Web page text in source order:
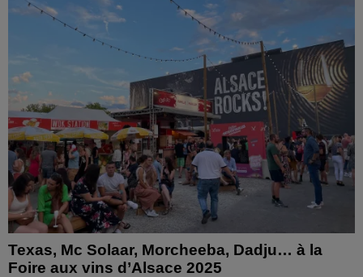
Texas, Mc Solaar, Morcheeba, Dadju… à la
Foire aux vins d’Alsace 2025